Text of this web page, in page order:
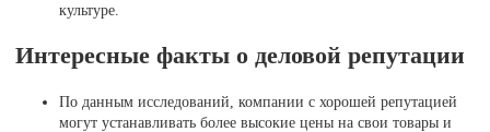
культуре.
Интересные факты о деловой репутации
По данным исследований, компании с хорошей репутацией
могут устанавливать более высокие цены на свои товары и